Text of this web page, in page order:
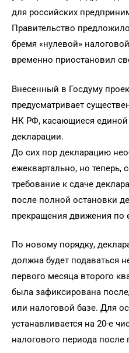
для российских
Правительство
бремя «нулевой»
временно приостановил
Внесенный в Госдуму
предусматривает
НК РФ, касающиеся
декларации.
До сих пор декларацию
ежеквартально, но
требование к сдаче
после полной остановки
прекращения движения по
По новому порядку,
должна будет подаваться
первого месяца второго
была зафиксирована
или налоговой базе. Для
устанавливается на 20-е
налогового периода после